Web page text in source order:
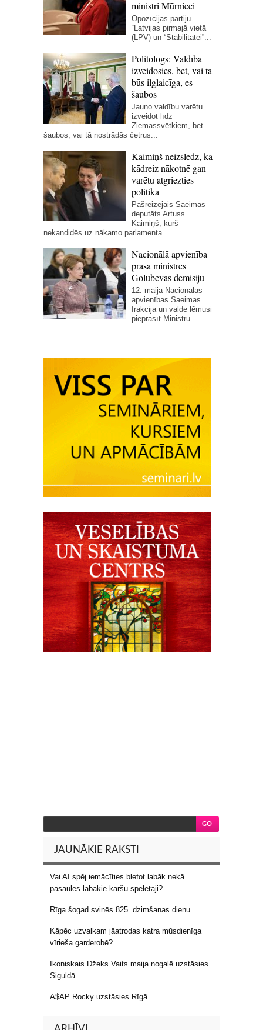
ministri Mūrnieci
Opozīcijas partiju
“Latvijas pirmajā vietā”
(LPV) un “Stabilitātei”...
Politologs: Valdība
izveidosies, bet, vai tā
būs ilglaicīga, es
šaubos
Jauno valdību varētu
izveidot līdz
Ziemassvētkiem, bet
šaubos, vai tā nostrādās četrus...
Kaimiņš neizslēdz, ka
kādreiz nākotnē gan
varētu atgriezties
politikā
Pašreizējais Saeimas
deputāts Artuss
Kaimiņš, kurš
nekandidēs uz nākamo parlamenta...
Nacionālā apvienība
prasa ministres
Golubevas demisiju
12. maijā Nacionālās
apvienības Saeimas
frakcija un valde lēmusi
pieprasīt Ministru...
JAUNĀKIE RAKSTI
Vai AI spēj iemācīties blefot labāk nekā
pasaules labākie kāršu spēlētāji?
Rīga šogad svinēs 825. dzimšanas dienu
Kāpēc uzvalkam jāatrodas katra mūsdienīga
vīrieša garderobē?
Ikoniskais Džeks Vaits maija nogalē uzstāsies
Siguldā
A$AP Rocky uzstāsies Rīgā